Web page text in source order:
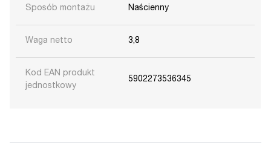
Sposób montażu Naścienny
Waga netto 3,8
Kod EAN produkt
jednostkowy
5902273536345